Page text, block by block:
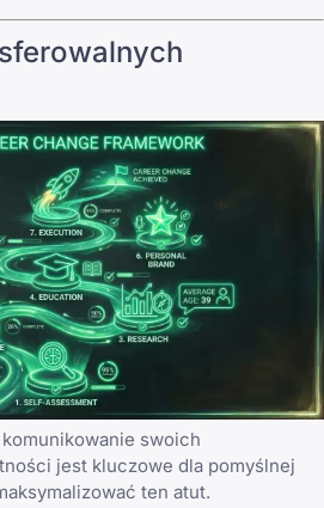
swoich
jest kluczowe dla pomyślnej
ten atut.